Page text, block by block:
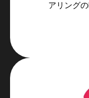
アリング